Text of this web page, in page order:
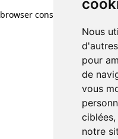
Nous
pour
de
vous
notre
Nous
pour
de
vous
notre
browser console for more